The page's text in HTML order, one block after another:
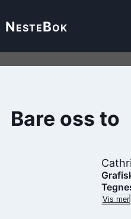
NesteBok
Bare oss to
Vis mer